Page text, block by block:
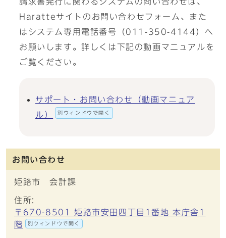
Haratteサイトのお問い合わせフォーム、また
はシステム専用電話番号（011-350-4144）へ
お願いします。詳しくは下記の動画マニュアルを
ご覧ください。
サポート・お問い合わせ（動画マニュア
ル）
別ウィンドウで開く
お問い合わせ
姫路市 会計課
住所:
〒670-8501 姫路市安田四丁目1番地 本庁舎1
階
別ウィンドウで開く